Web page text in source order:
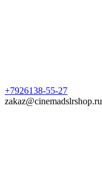
+7926138-55-27
zakaz@cinemadslrshop.ru